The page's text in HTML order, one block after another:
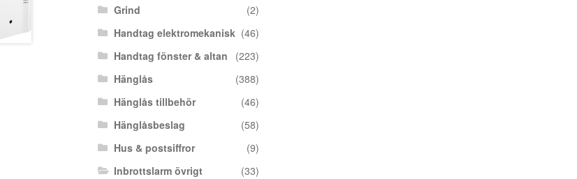
Grind
(2)
Handtag elektromekanisk (46)
Handtag fönster & altan
(223)
Hänglås
(388)
Hänglås tillbehör
(46)
Hänglåsbeslag
(58)
Hus & postsiffror
(9)
Inbrottslarm övrigt
(33)